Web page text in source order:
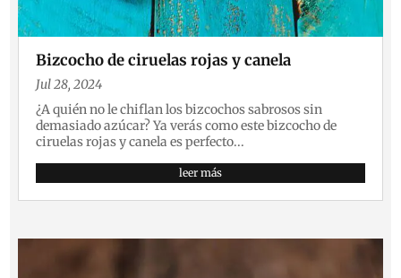
Bizcocho de ciruelas rojas y canela
Jul 28, 2024
¿A quién no le chiflan los bizcochos sabrosos sin
demasiado azúcar? Ya verás como este bizcocho de
ciruelas rojas y canela es perfecto...
leer más